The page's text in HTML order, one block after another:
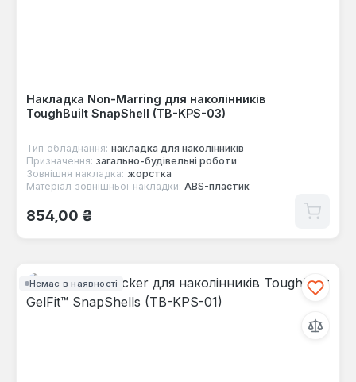
Накладка Non-Marring для наколінників
ToughBuilt SnapShell (TB-KPS-03)
Тип обладнання: накладка для наколінників
Призначення: загально-будівельні роботи
Зовнішня накладка: жорстка
Матеріал зовнішньої накладки: ABS-пластик
Звичайна ціна:
854,00 ₴
Немає в наявності